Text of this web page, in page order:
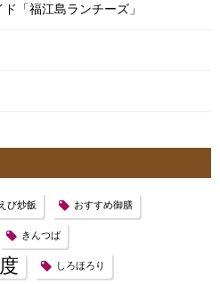
「福江島ランチーズ」
えび炒飯 おすすめ御膳
きんつば
しろほろり